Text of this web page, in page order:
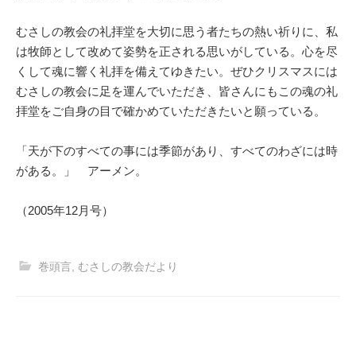
むさしの教会の礼拝堂を大切に思う者たちの熱い祈りに、私
は牧師として改めて姿勢を正される思いがしている。心を尽
くして魂に響く礼拝を備えてゆきたい。ぜひクリスマスには
むさしの教会に足を運んでいただき、皆さんにもこの魂の礼
拝堂をご自身の目で確かめていただきたいと願っている。
「天が下のすべての事には季節があり、すべてのわざには時
がある。」 アーメン。
（2005年12月号）
巻頭言 むさしの教会だより